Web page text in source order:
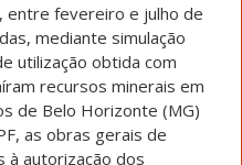
entre fevereiro e julho de
mediante simulação
utilização obtida com
recursos minerais em
de Belo Horizonte (MG)
as obras gerais de
à autorização dos